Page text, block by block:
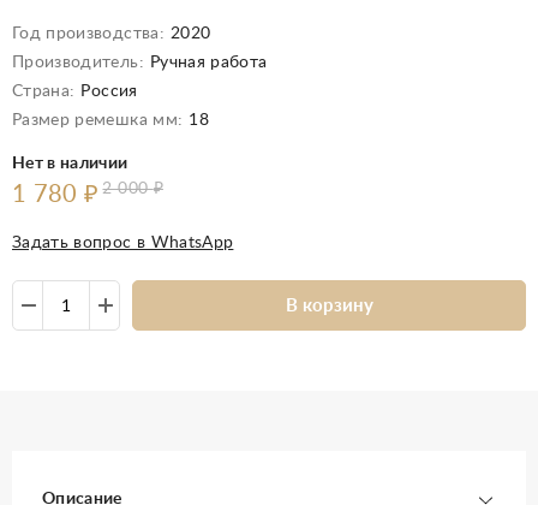
Год производства: 2020
Производитель: Ручная работа
Страна: Россия
Размер ремешка мм: 18
Нет в наличии
1 780₽ 2 000₽
Задать вопрос в WhatsApp
В корзину
Описание